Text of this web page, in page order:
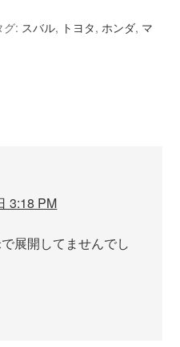
グ: スバル, トヨタ,ホンダ, マ
3:18 PM
展開してませんでし